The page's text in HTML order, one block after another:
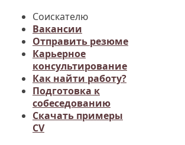
Соискателю
Вакансии
Отправить резюме
Карьерное
консультирование
Как найти работу?
Подготовка к
собеседованию
Cкачать примеры
CV